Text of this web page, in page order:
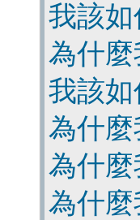
我該如
為什
我該
為什
為什
為什